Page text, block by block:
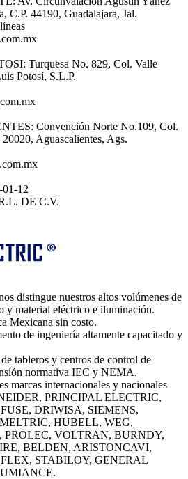
C.P. 44190, Guadalajara, Jal.
Turquesa No. 829, Col. Valle
Potosí, S.L.P.
Convención Norte No.109, Col.
Aguascalientes, Ags.
12
DE C.V.
distingue nuestros altos volúmenes de
y material eléctrico e iluminación.
Mexicana sin costo.
de ingeniería altamente capacitado y
tableros y centros de control de
normativa IEC y NEMA.
marcas internacionales y nacionales
PRINCIPAL ELECTRIC,
DRIWISA, SIEMENS,
HUBELL, WEG,
PROLEC, VOLTRAN, BURNDY,
BELDEN, ARISTONCAVI,
STABILOY, GENERAL